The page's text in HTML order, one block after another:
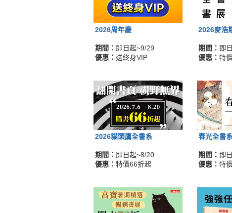
2026周年慶
期間： 即日起~9/29
優惠：送終身VIP
2026麥浩
期間： 即
優惠：特
2026貓頭鷹全書系
期間： 即日起~8/20
優惠：特價66折起
春光全書
期間： 即
優惠：特